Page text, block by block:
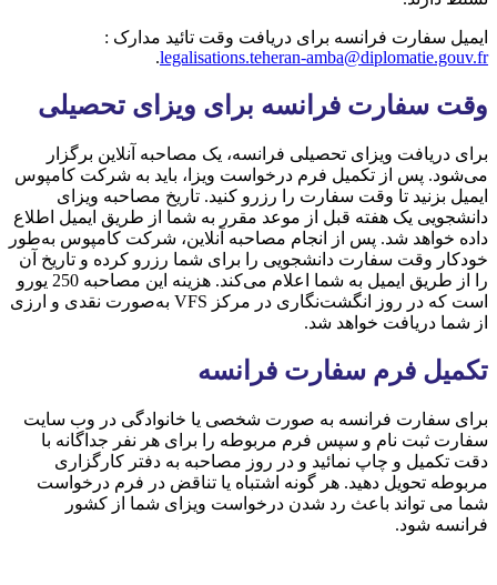
ایمیل سفارت فرانسه برای دریافت وقت تائید مدارک :
legalisations.teheran-amba@diplomatie.gouv.fr
.
وقت سفارت فرانسه برای ویزای تحصیلی
برای دریافت ویزای تحصیلی فرانسه، یک مصاحبه آنلاین برگزار
می‌شود. پس از تکمیل فرم درخواست ویزا، باید به شرکت کامپوس
ایمیل بزنید تا وقت سفارت را رزرو کنید. تاریخ مصاحبه ویزای
دانشجویی یک هفته قبل از موعد مقرر به شما از طریق ایمیل اطلاع
داده خواهد شد. پس از انجام مصاحبه آنلاین، شرکت کامپوس به‌طور
خودکار وقت سفارت دانشجویی را برای شما رزرو کرده و تاریخ آن
را از طریق ایمیل به شما اعلام می‌کند. هزینه این مصاحبه 250 یورو
است که در روز انگشت‌نگاری در مرکز VFS به‌صورت نقدی و ارزی
از شما دریافت خواهد شد.
تکمیل فرم سفارت فرانسه
برای سفارت فرانسه به صورت شخصی یا خانوادگی در وب سایت
سفارت ثبت نام و سپس فرم مربوطه را برای هر نفر جداگانه با
دقت تکمیل و چاپ نمائید و در روز مصاحبه به دفتر کارگزاری
مربوطه تحویل دهید. هر گونه اشتباه یا تناقض در فرم درخواست
شما می تواند باعث رد شدن درخواست ویزای شما از کشور
فرانسه شود.